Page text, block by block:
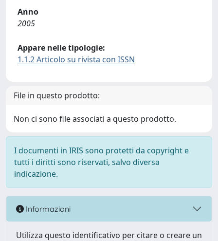
Anno
2005
Appare nelle tipologie:
1.1.2 Articolo su rivista con ISSN
File in questo prodotto:
Non ci sono file associati a questo prodotto.
I documenti in IRIS sono protetti da copyright e
tutti i diritti sono riservati, salvo diversa
indicazione.
Informazioni
Utilizza questo identificativo per citare o creare un